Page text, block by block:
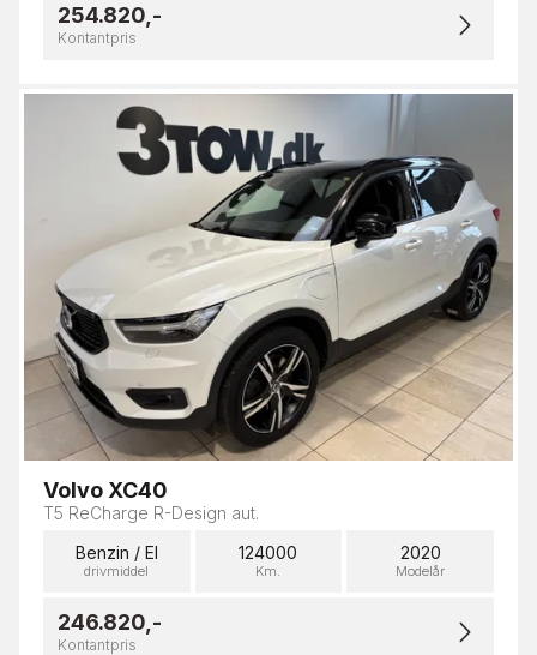
254.820,-
Kontantpris
Volvo XC40
T5 ReCharge R-Design aut.
Benzin / El
drivmiddel
124000
Km.
2020
Modelår
246.820,-
Kontantpris